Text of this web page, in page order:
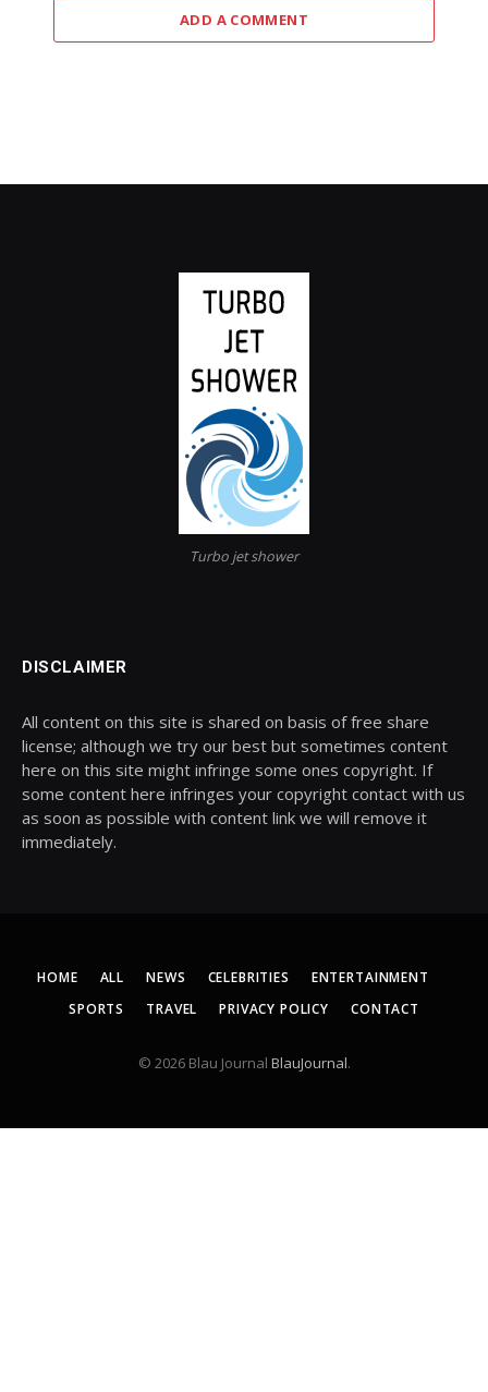
ADD A COMMENT
Turbo jet shower
DISCLAIMER
All content on this site is shared on basis of free share
license; although we try our best but sometimes content
here on this site might infringe some ones copyright. If
some content here infringes your copyright contact with us
as soon as possible with content link we will remove it
immediately.
HOME ALL NEWS CELEBRITIES
ENTERTAINMENT
SPORTS
TRAVEL PRIVACY POLICY CONTACT
© 2026 Blau Journal BlauJournal.